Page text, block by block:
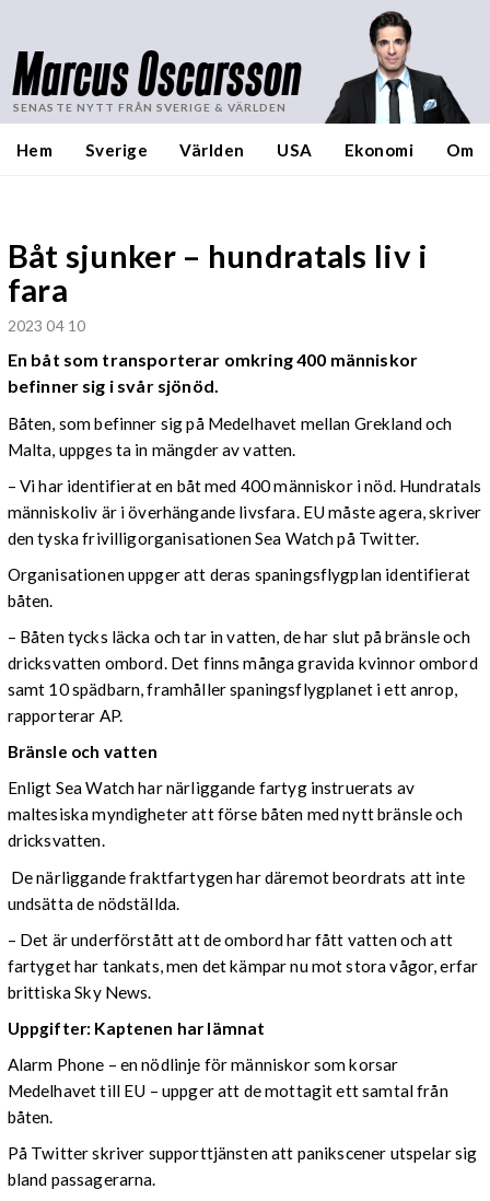
Marcus Oscarsson
SENASTE NYTT FRÅN SVERIGE & VÄRLDEN
Hem Sverige Världen USA Ekonomi Om
Båt sjunker – hundratals liv i
fara
2023 04 10
En båt som transporterar omkring 400 människor
befinner sig i svår sjönöd.
Båten, som befinner sig på Medelhavet mellan Grekland och
Malta, uppges ta in mängder av vatten.
– Vi har identifierat en båt med 400 människor i nöd. Hundratals
människoliv är i överhängande livsfara. EU måste agera, skriver
den tyska frivilligorganisationen Sea Watch på Twitter.
Organisationen uppger att deras spaningsflygplan identifierat
båten.
– Båten tycks läcka och tar in vatten, de har slut på bränsle och
dricksvatten ombord. Det finns många gravida kvinnor ombord
samt 10 spädbarn, framhåller spaningsflygplanet i ett anrop,
rapporterar AP.
Bränsle och vatten
Enligt Sea Watch har närliggande fartyg instruerats av
maltesiska myndigheter att förse båten med nytt bränsle och
dricksvatten.
De närliggande fraktfartygen har däremot beordrats att inte
undsätta de nödställda.
– Det är underförstått att de ombord har fått vatten och att
fartyget har tankats, men det kämpar nu mot stora vågor, erfar
brittiska Sky News.
Uppgifter: Kaptenen har lämnat
Alarm Phone – en nödlinje för människor som korsar
Medelhavet till EU – uppger att de mottagit ett samtal från
båten.
På Twitter skriver supporttjänsten att panikscener utspelar sig
bland passagerarna.